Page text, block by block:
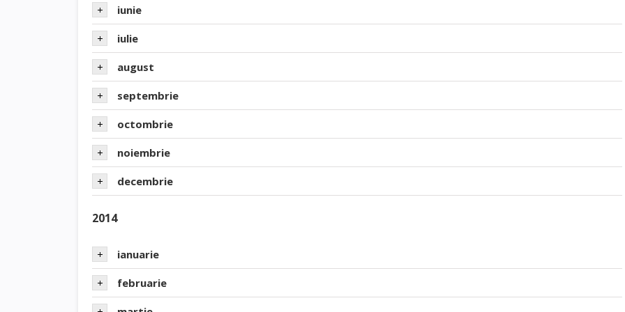
iunie
iulie
august
septembrie
octombrie
noiembrie
decembrie
2014
ianuarie
februarie